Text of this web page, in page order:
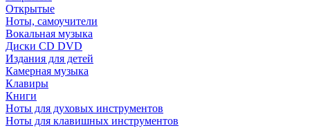
Открытые
Ноты, самоучители
Вокальная музыка
Диски CD DVD
Издания для детей
Камерная музыка
Клавиры
Книги
Ноты для духовых инструментов
Ноты для клавишных инструментов